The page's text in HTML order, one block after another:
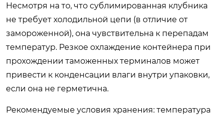
Несмотря на то, что сублимированная клубника
не требует холодильной цепи (в отличие от
замороженной), она чувствительна к перепадам
температур. Резкое охлаждение контейнера при
прохождении таможенных терминалов может
привести к конденсации влаги внутри упаковки,
если она не герметична.
Рекомендуемые условия хранения: температура